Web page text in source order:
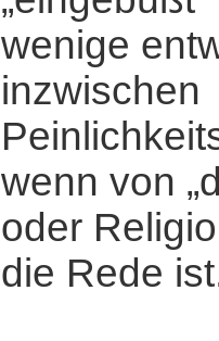
wenige
inzwischen
wenn von
oder
die Rede